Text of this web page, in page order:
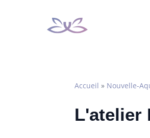
Accueil » Nouvelle-
L'atelier